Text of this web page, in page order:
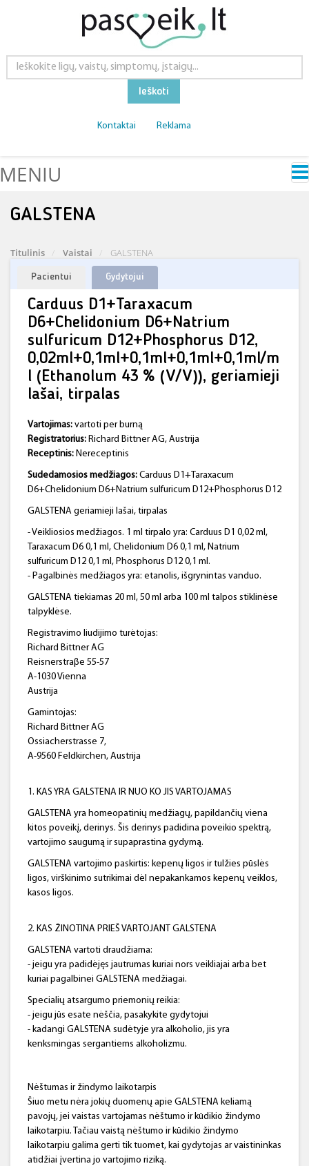
Ieškoti
Kontaktai Reklama
MENIU
GALSTENA
Titulinis Vaistai GALSTENA
Pacientui Gydytojui
Carduus D1+Taraxacum
D6+Chelidonium D6+Natrium
sulfuricum D12+Phosphorus D12,
0,02ml+0,1ml+0,1ml+0,1ml+0,1ml/m
l (Ethanolum 43 % (V/V)), geriamieji
lašai, tirpalas
Vartojimas: vartoti per burną
Registratorius: Richard Bittner AG, Austrija
Receptinis: Nereceptinis
Sudedamosios medžiagos: Carduus D1+Taraxacum
D6+Chelidonium D6+Natrium sulfuricum D12+Phosphorus D12
GALSTENA geriamieji lašai, tirpalas
- Veikliosios medžiagos. 1 ml tirpalo yra: Carduus D1 0,02 ml,
Taraxacum D6 0,1 ml, Chelidonium D6 0,1 ml, Natrium
sulfuricum D12 0,1 ml, Phosphorus D12 0,1 ml.
- Pagalbinės medžiagos yra: etanolis, išgrynintas vanduo.
GALSTENA tiekiamas 20 ml, 50 ml arba 100 ml talpos stiklinėse
talpyklėse.
Registravimo liudijimo turėtojas:
Richard Bittner AG
Reisnerstraβe 55-57
A-1030 Vienna
Austrija
Gamintojas:
Richard Bittner AG
Ossiacherstrasse 7,
A-9560 Feldkirchen, Austrija
1. KAS YRA GALSTENA IR NUO KO JIS VARTOJAMAS
GALSTENA yra homeopatinių medžiagų, papildančių viena
kitos poveikį, derinys. Šis derinys padidina poveikio spektrą,
vartojimo saugumą ir supaprastina gydymą.
GALSTENA vartojimo paskirtis: kepenų ligos ir tulžies pūslės
ligos, virškinimo sutrikimai dėl nepakankamos kepenų veiklos,
kasos ligos.
2. KAS ŽINOTINA PRIEŠ VARTOJANT GALSTENA
GALSTENA vartoti draudžiama:
- jeigu yra padidėjęs jautrumas kuriai nors veikliajai arba bet
kuriai pagalbinei GALSTENA medžiagai.
Specialių atsargumo priemonių reikia:
- jeigu jūs esate nėščia, pasakykite gydytojui
- kadangi GALSTENA sudėtyje yra alkoholio, jis yra
kenksmingas sergantiems alkoholizmu.
Nėštumas ir žindymo laikotarpis
Šiuo metu nėra jokių duomenų apie GALSTENA keliamą
pavojų, jei vaistas vartojamas nėštumo ir kūdikio žindymo
laikotarpiu. Tačiau vaistą nėštumo ir kūdikio žindymo
laikotarpiu galima gerti tik tuomet, kai gydytojas ar vaistininkas
atidžiai įvertina jo vartojimo riziką.